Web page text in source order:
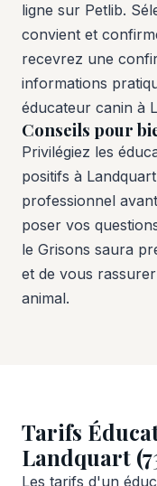
ligne sur Petlib.
convient et
recevrez une
informations
éducateur canin à
Conseils pour
Privilégiez les
positifs à
professionnel
poser vos
le Grisons saura
et de vous
animal.
Tarifs
Landquart
Les tarifs d'un